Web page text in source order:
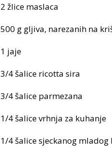
2 žlice maslaca
500 g gljiva, narezanih na
1 jaje
3/4 šalice ricotta sira
3/4 šalice parmezana
1/4 šalice vrhnja za kuhanje
1/4 šalice sjeckanog